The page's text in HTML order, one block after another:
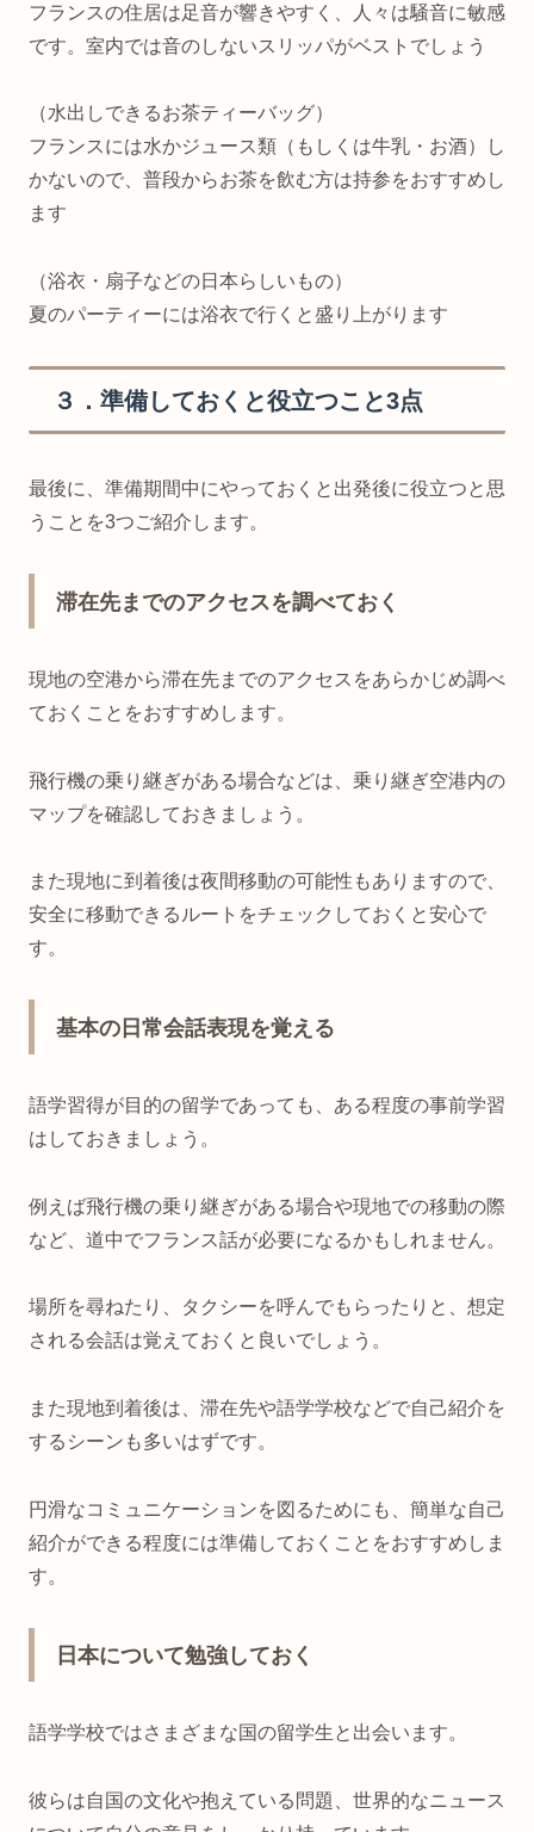
フランスの住居は足音が響きやすく、人々は騒音に敏感
です。室内では音のしないスリッパがベストでしょう
（水出しできるお茶ティーバッグ）
フランスには水かジュース類（もしくは牛乳・お酒）し
かないので、普段からお茶を飲む方は持参をおすすめし
ます
（浴衣・扇子などの日本らしいもの）
夏のパーティーには浴衣で行くと盛り上がります
３．準備しておくと役立つこと3点
最後に、準備期間中にやっておくと出発後に役立つと思
うことを3つご紹介します。
滞在先までのアクセスを調べておく
現地の空港から滞在先までのアクセスをあらかじめ調べ
ておくことをおすすめします。
飛行機の乗り継ぎがある場合などは、乗り継ぎ空港内の
マップを確認しておきましょう。
また現地に到着後は夜間移動の可能性もありますので、
安全に移動できるルートをチェックしておくと安心で
す。
基本の日常会話表現を覚える
語学習得が目的の留学であっても、ある程度の事前学習
はしておきましょう。
例えば飛行機の乗り継ぎがある場合や現地での移動の際
など、道中でフランス話が必要になるかもしれません。
場所を尋ねたり、タクシーを呼んでもらったりと、想定
される会話は覚えておくと良いでしょう。
また現地到着後は、滞在先や語学学校などで自己紹介を
するシーンも多いはずです。
円滑なコミュニケーションを図るためにも、簡単な自己
紹介ができる程度には準備しておくことをおすすめしま
す。
日本について勉強しておく
語学学校ではさまざまな国の留学生と出会います。
彼らは自国の文化や抱えている問題、世界的なニュース